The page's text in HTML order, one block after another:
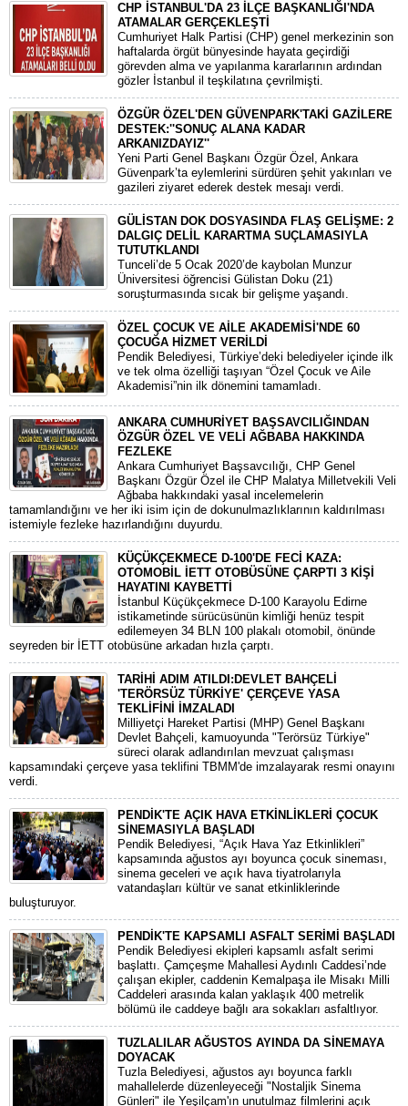
CHP İSTANBUL'DA 23 İLÇE BAŞKANLIĞI'NDA
ATAMALAR GERÇEKLEŞTİ
​Cumhuriyet Halk Partisi (CHP) genel merkezinin son
haftalarda örgüt bünyesinde hayata geçirdiği
görevden alma ve yapılanma kararlarının ardından
gözler İstanbul il teşkilatına çevrilmişti.
ÖZGÜR ÖZEL'DEN GÜVENPARK'TAKİ GAZİLERE
DESTEK:''SONUÇ ALANA KADAR
ARKANIZDAYIZ''
​Yeni Parti Genel Başkanı Özgür Özel, Ankara
Güvenpark’ta eylemlerini sürdüren şehit yakınları ve
gazileri ziyaret ederek destek mesajı verdi.
GÜLİSTAN DOK DOSYASINDA FLAŞ GELİŞME: 2
DALGIÇ DELİL KARARTMA SUÇLAMASIYLA
TUTUTKLANDI
​Tunceli’de 5 Ocak 2020’de kaybolan Munzur
Üniversitesi öğrencisi Gülistan Doku (21)
soruşturmasında sıcak bir gelişme yaşandı.
ÖZEL ÇOCUK VE AİLE AKADEMİSİ'NDE 60
ÇOCUĞA HİZMET VERİLDİ
Pendik Belediyesi, Türkiye’deki belediyeler içinde ilk
ve tek olma özelliği taşıyan “Özel Çocuk ve Aile
Akademisi”nin ilk dönemini tamamladı.
ANKARA CUMHURİYET BAŞSAVCILIĞINDAN
ÖZGÜR ÖZEL VE VELİ AĞBABA HAKKINDA
FEZLEKE
​Ankara Cumhuriyet Başsavcılığı, CHP Genel
Başkanı Özgür Özel ile CHP Malatya Milletvekili Veli
Ağbaba hakkındaki yasal incelemelerin
tamamlandığını ve her iki isim için de dokunulmazlıklarının kaldırılması
istemiyle fezleke hazırlandığını duyurdu.
KÜÇÜKÇEKMECE D-100'DE FECİ KAZA:
OTOMOBİL İETT OTOBÜSÜNE ÇARPTI 3 KİŞİ
HAYATINI KAYBETTİ
​İstanbul Küçükçekmece D-100 Karayolu Edirne
istikametinde sürücüsünün kimliği henüz tespit
edilemeyen 34 BLN 100 plakalı otomobil, önünde
seyreden bir İETT otobüsüne arkadan hızla çarptı.
TARİHİ ADIM ATILDI:DEVLET BAHÇELİ
'TERÖRSÜZ TÜRKİYE' ÇERÇEVE YASA
TEKLİFİNİ İMZALADI
​Milliyetçi Hareket Partisi (MHP) Genel Başkanı
Devlet Bahçeli, kamuoyunda "Terörsüz Türkiye"
süreci olarak adlandırılan mevzuat çalışması
kapsamındaki çerçeve yasa teklifini TBMM'de imzalayarak resmi onayını
verdi.
PENDİK'TE AÇIK HAVA ETKİNLİKLERİ ÇOCUK
SİNEMASIYLA BAŞLADI
Pendik Belediyesi, “Açık Hava Yaz Etkinlikleri”
kapsamında ağustos ayı boyunca çocuk sineması,
sinema geceleri ve açık hava tiyatrolarıyla
vatandaşları kültür ve sanat etkinliklerinde
buluşturuyor.
PENDİK'TE KAPSAMLI ASFALT SERİMİ BAŞLADI
Pendik Belediyesi ekipleri kapsamlı asfalt serimi
başlattı. Çamçeşme Mahallesi Aydınlı Caddesi’nde
çalışan ekipler, caddenin Kemalpaşa ile Misakı Milli
Caddeleri arasında kalan yaklaşık 400 metrelik
bölümü ile caddeye bağlı ara sokakları asfaltlıyor.
TUZLALILAR AĞUSTOS AYINDA DA SİNEMAYA
DOYACAK
Tuzla Belediyesi, ağustos ayı boyunca farklı
mahallelerde düzenleyeceği "Nostaljik Sinema
Günleri" ile Yeşilçam'ın unutulmaz filmlerini açık